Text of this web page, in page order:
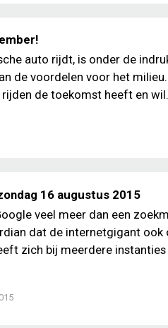
auto rijdt, is onder de
de voordelen voor het
de toekomst heeft en
16 augustus 2015
veel meer dan een
dat de internetgigant ook
zich bij meerdere instanties